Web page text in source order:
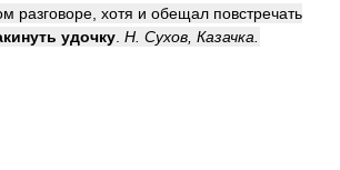
разговоре, хотя и обещал повстречать
удочку Н. Сухов, Казачка.